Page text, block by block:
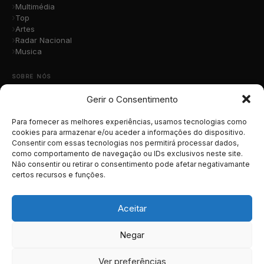
Gerir o Consentimento
Para fornecer as melhores experiências, usamos tecnologias como
cookies para armazenar e/ou aceder a informações do dispositivo.
Consentir com essas tecnologias nos permitirá processar dados,
como comportamento de navegação ou IDs exclusivos neste site.
Não consentir ou retirar o consentimento pode afetar negativamante
certos recursos e funções.
Aceitar
Negar
Ver preferências
Multimédia
Top
Artes
Radar Nacional
Musica
SOBRE NÓS
Contacto
Submete a Tua Música
Publicidade
Apoiar o Projeto